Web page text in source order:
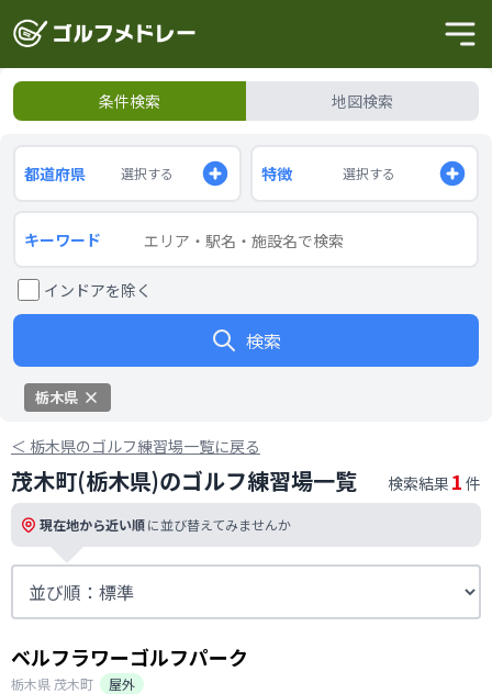
条件検索 地図検索
都道府県 選択する 特徴 選択する
キーワード
インドアを除く
検索
栃木県
＜ 栃木県のゴルフ練習場一覧に戻る
茂木町(栃木県)のゴルフ練習場一覧 検索結果 1 件
現在地から近い順に並び替えてみませんか
ベルフラワーゴルフパーク
栃木県 茂木町
屋外